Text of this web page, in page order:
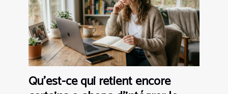
Qu’est-ce qui retient encore